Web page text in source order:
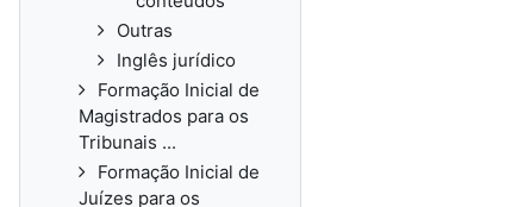
Outras
Inglês jurídico
Formação Inicial de
Magistrados para os
Tribunais ...
Formação Inicial de
Juízes para os